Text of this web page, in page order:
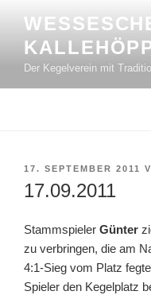
Inhalt
springen
Der Kegelverein mit
VERÖFFENTLICHT
AM
17. SEPTEMBER 2011
17.09.2011
Stammspieler Günter
zu verbringen, die am
4:1-Sieg vom Platz
Spieler den Kegelplatz